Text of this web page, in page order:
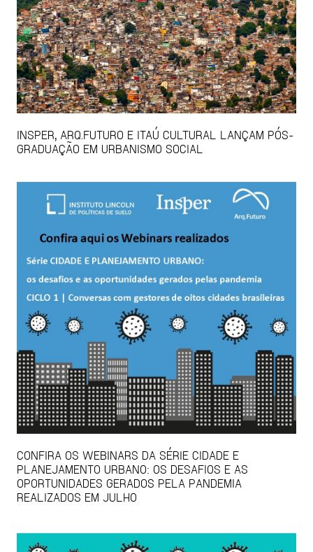
INSPER, ARQ.FUTURO E ITAÚ CULTURAL LANÇAM PÓS-
GRADUAÇÃO EM URBANISMO SOCIAL
CONFIRA OS WEBINARS DA SÉRIE CIDADE E
PLANEJAMENTO URBANO: OS DESAFIOS E AS
OPORTUNIDADES GERADOS PELA PANDEMIA
REALIZADOS EM JULHO